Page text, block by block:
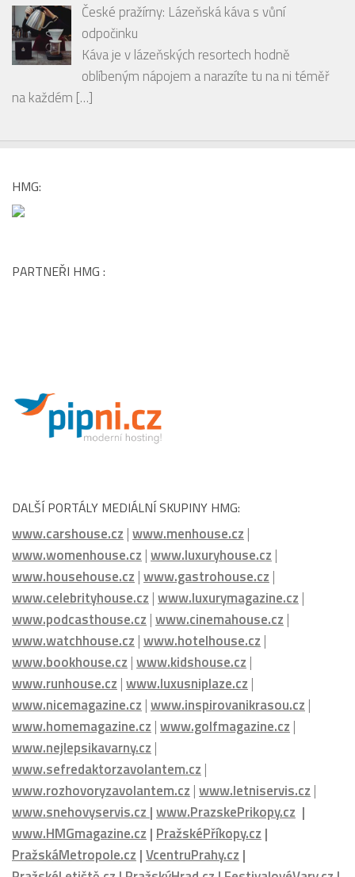
České pražírny: Lázeňská káva s vůní
odpočinku
Káva je v lázeňských resortech hodně
oblíbeným nápojem a narazíte tu na ni téměř
na každém […]
HMG:
PARTNEŘI HMG :
DALŠÍ PORTÁLY MEDIÁLNÍ SKUPINY HMG:
www.carshouse.cz |www.menhouse.cz |
www.womenhouse.cz |www.luxuryhouse.cz |
www.househouse.cz |www.gastrohouse.cz |
www.celebrityhouse.cz |www.luxurymagazine.cz |
www.podcasthouse.cz |www.cinemahouse.cz |
www.watchhouse.cz |www.hotelhouse.cz |
www.bookhouse.cz |www.kidshouse.cz |
www.runhouse.cz |www.luxusniplaze.cz |
www.nicemagazine.cz |www.inspirovanikrasou.cz |
www.homemagazine.cz |www.golfmagazine.cz |
www.nejlepsikavarny.cz |
www.sefredaktorzavolantem.cz |
www.rozhovoryzavolantem.cz |www.letniservis.cz |
www.snehovyservis.cz |www.PrazskePrikopy.cz |
www.HMGmagazine.cz | PražskéPříkopy.cz |
PražskáMetropole.cz |VcentruPrahy.cz |